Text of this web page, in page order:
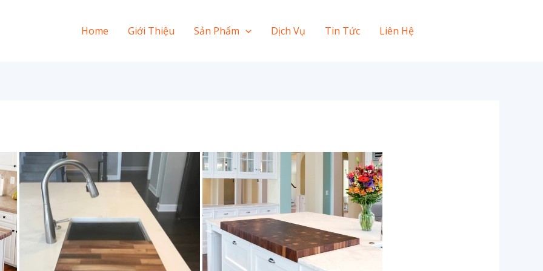
Home Giới Thiệu Sản Phẩm Dịch Vụ Tin Tức Liên Hệ